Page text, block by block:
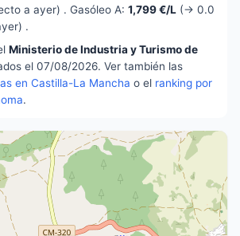
a ayer) . Gasóleo A: 1,799 €/L (→ 0.0
.
Ministerio de Industria y Turismo de
el 07/08/2026. Ver también las
en Castilla-La Mancha o el ranking por
.